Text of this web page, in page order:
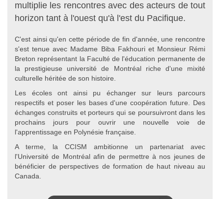
multiplie les rencontres avec des acteurs de tout
horizon tant à l'ouest qu'à l'est du Pacifique.
C'est ainsi qu'en cette période de fin d'année, une rencontre
s'est tenue avec Madame Biba Fakhouri et Monsieur Rémi
Breton représentant la Faculté de l'éducation permanente de
la prestigieuse université de Montréal riche d'une mixité
culturelle héritée de son histoire.
Les écoles ont ainsi pu échanger sur leurs parcours
respectifs et poser les bases d'une coopération future. Des
échanges construits et porteurs qui se poursuivront dans les
prochains jours pour ouvrir une nouvelle voie de
l'apprentissage en Polynésie française.
A terme, la CCISM ambitionne un partenariat avec
l'Université de Montréal afin de permettre à nos jeunes de
bénéficier de perspectives de formation de haut niveau au
Canada.